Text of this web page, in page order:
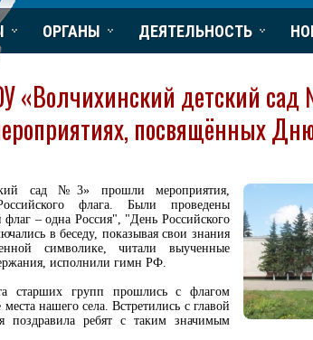
ОРГАНЫ ДЕЯТЕЛЬНОСТЬ
«Волчихинский детский
посвящённых
сад №3» прошли мероприятия,
флага. Были проведены
– одна Россия", "День Российского
в беседу, показывая свои знания
символике, читали выученные
исполнили гимн РФ.
старших групп прошлись с флагом
нашего села. Встретились с главой
ребят с таким значимым